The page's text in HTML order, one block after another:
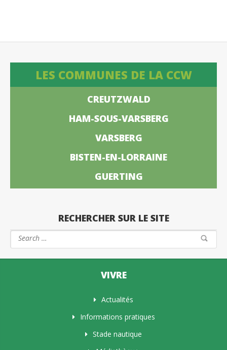
LES COMMUNES DE LA CCW
CREUTZWALD
HAM-SOUS-VARSBERG
VARSBERG
BISTEN-EN-LORRAINE
GUERTING
RECHERCHER SUR LE SITE
VIVRE
Actualités
Informations pratiques
Stade nautique